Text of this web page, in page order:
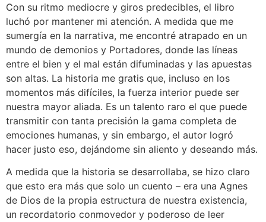
Con su ritmo mediocre y giros predecibles, el libro
luchó por mantener mi atención. A medida que me
sumergía en la narrativa, me encontré atrapado en un
mundo de demonios y Portadores, donde las líneas
entre el bien y el mal están difuminadas y las apuestas
son altas. La historia me gratis que, incluso en los
momentos más difíciles, la fuerza interior puede ser
nuestra mayor aliada. Es un talento raro el que puede
transmitir con tanta precisión la gama completa de
emociones humanas, y sin embargo, el autor logró
hacer justo eso, dejándome sin aliento y deseando más.
A medida que la historia se desarrollaba, se hizo claro
que esto era más que solo un cuento – era una Agnes
de Dios de la propia estructura de nuestra existencia,
un recordatorio conmovedor y poderoso de leer